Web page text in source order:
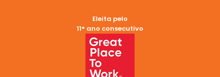
Eleita pelo
11° ano consecutivo